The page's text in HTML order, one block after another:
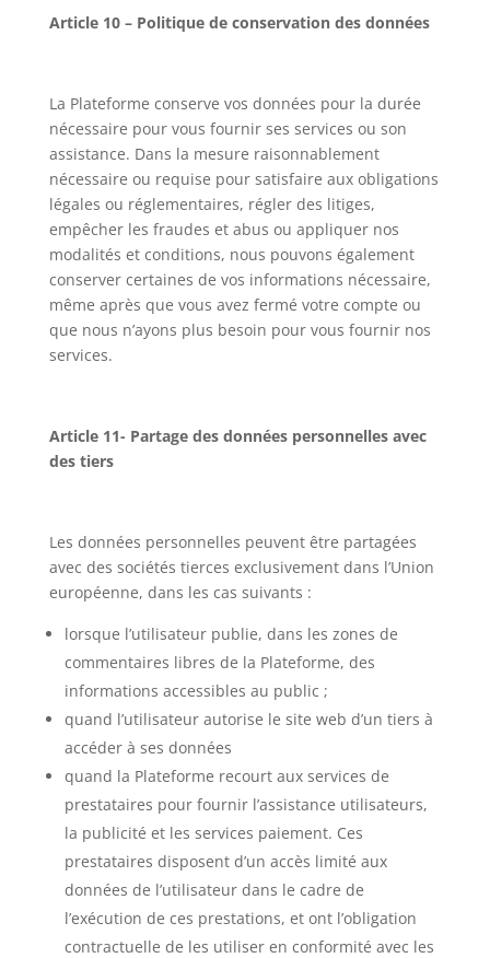
Article 10 – Politique de conservation des données
La Plateforme conserve vos données pour la durée
nécessaire pour vous fournir ses services ou son
assistance. Dans la mesure raisonnablement
nécessaire ou requise pour satisfaire aux obligations
légales ou réglementaires, régler des litiges,
empêcher les fraudes et abus ou appliquer nos
modalités et conditions, nous pouvons également
conserver certaines de vos informations nécessaire,
même après que vous avez fermé votre compte ou
que nous n’ayons plus besoin pour vous fournir nos
services.
Article 11- Partage des données personnelles avec
des tiers
Les données personnelles peuvent être partagées
avec des sociétés tierces exclusivement dans l’Union
européenne, dans les cas suivants :
lorsque l’utilisateur publie, dans les zones de
commentaires libres de la Plateforme, des
informations accessibles au public ;
quand l’utilisateur autorise le site web d’un tiers à
accéder à ses données
quand la Plateforme recourt aux services de
prestataires pour fournir l’assistance utilisateurs,
la publicité et les services paiement. Ces
prestataires disposent d’un accès limité aux
données de l’utilisateur dans le cadre de
l’exécution de ces prestations, et ont l’obligation
contractuelle de les utiliser en conformité avec les